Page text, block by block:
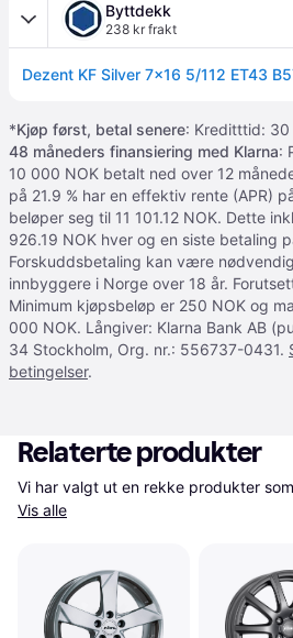
Byttdekk
238 kr frakt
*Kjøp først, betal senere: Kreditttid: 30
48 måneders finansiering med Klarna:
10 000 NOK betalt ned over 12
på 21.9 % har en effektiv rente (APR)
beløper seg til 11 101.12 NOK. Dette
926.19 NOK hver og en siste betaling
Forskuddsbetaling kan være
innbyggere i Norge over 18 år.
Minimum kjøpsbeløp er 250 NOK og
000 NOK. Långiver: Klarna Bank AB
34 Stockholm, Org. nr.: 556737-0431.
betingelser.
Relaterte produkter
Vis alle